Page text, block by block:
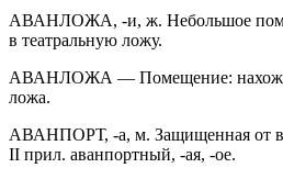
АВАНЛОЖА, -и, ж. Небольшое
в театральную ложу.
АВАНЛОЖА — Помещение:
ложа.
АВАНПОРТ, -а, м. Защищенная от
II прил. аванпортный, -ая, -ое.